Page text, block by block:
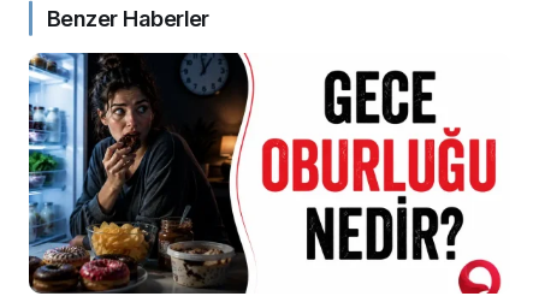
Benzer Haberler